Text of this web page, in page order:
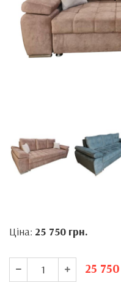
Ціна: 25 750 грн.
25 750